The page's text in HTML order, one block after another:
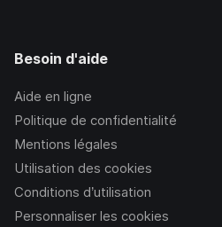
Besoin d'aide
Aide en ligne
Politique de confidentialité
Mentions légales
Utilisation des cookies
Conditions d’utilisation
Personnaliser les cookies